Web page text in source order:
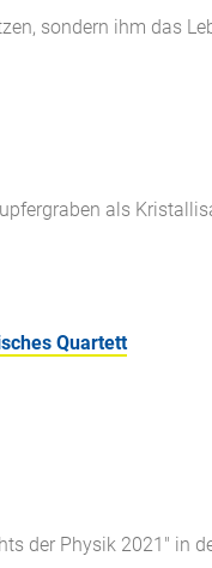
sondern ihm das
als
Quartett
der Physik 2021" in